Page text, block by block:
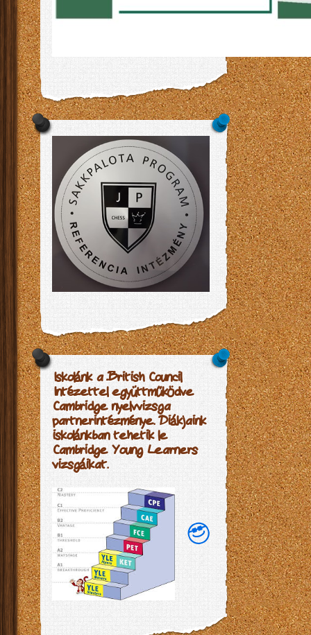
Iskolánk a British Council
Intézettel együttműködve
Cambridge nyelvvizsga
partnerintézménye. Diákjaink
iskolánkban tehetik le
Cambridge Young Learners
vizsgáikat.